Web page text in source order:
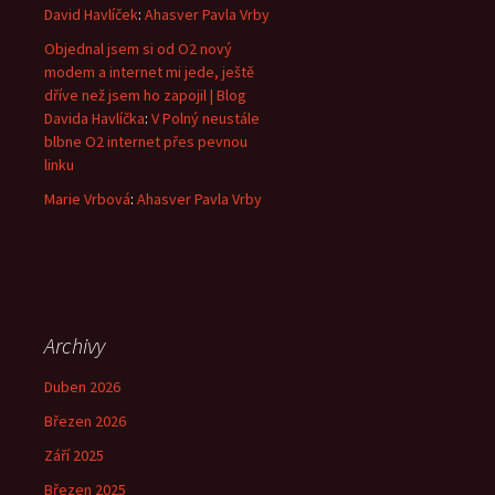
David Havlíček: Ahasver Pavla Vrby
Objednal jsem si od O2 nový
modem a internet mi jede, ještě
dříve než jsem ho zapojil | Blog
Davida Havlíčka: V Polný neustále
blbne O2 internet přes pevnou
linku
Marie Vrbová: Ahasver Pavla Vrby
Archivy
Duben 2026
Březen 2026
Září 2025
Březen 2025